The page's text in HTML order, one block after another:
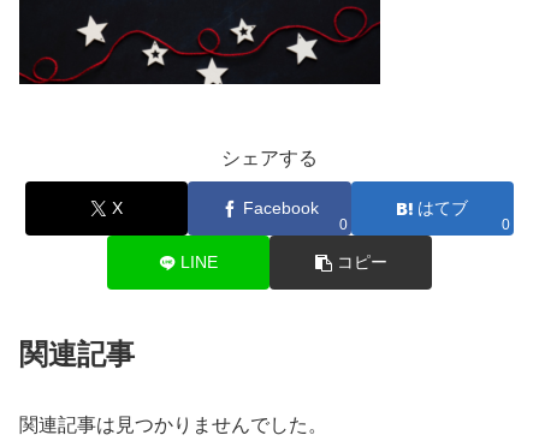
シェアする
X Facebook
0
はてブ
0
LINE コピー
関連記事
関連記事は見つかりませんでした。